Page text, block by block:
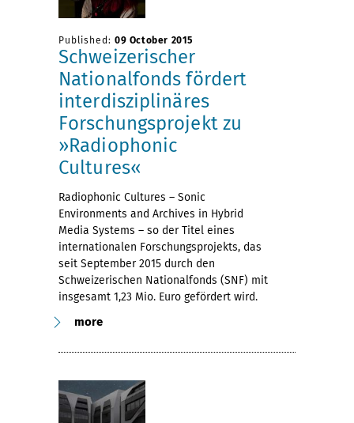
Published: 09 October 2015
Schweizerischer
Nationalfonds fördert
interdisziplinäres
Forschungsprojekt zu
»Radiophonic
Cultures«
Radiophonic Cultures – Sonic
Environments and Archives in Hybrid
Media Systems – so der Titel eines
internationalen Forschungsprojekts, das
seit September 2015 durch den
Schweizerischen Nationalfonds (SNF) mit
insgesamt 1,23 Mio. Euro gefördert wird.
more